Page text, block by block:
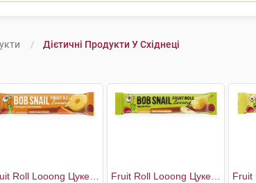
Дієтичні Продукти У Східнеці